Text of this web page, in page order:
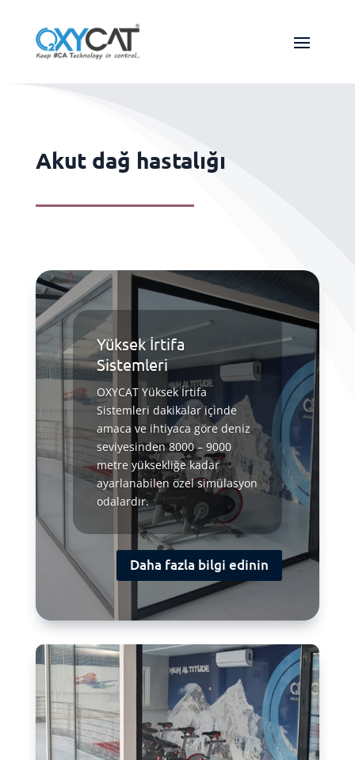
Akut dağ hastalığı
Yüksek İrtifa
Sistemleri
OXYCAT Yüksek İrtifa
Sistemleri dakikalar içinde
amaca ve ihtiyaca göre deniz
seviyesinden 8000 – 9000
metre yüksekliğe kadar
ayarlanabilen özel simülasyon
odalardır.
Daha fazla bilgi edinin